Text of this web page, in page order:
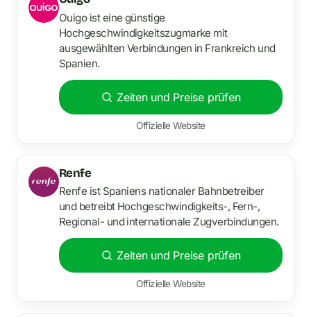
Ouigo ist eine günstige
Hochgeschwindigkeitszugmarke mit
ausgewählten Verbindungen in Frankreich und
Spanien.
Zeiten und Preise prüfen
Offizielle Website
Renfe
Renfe ist Spaniens nationaler Bahnbetreiber
und betreibt Hochgeschwindigkeits-, Fern-,
Regional- und internationale Zugverbindungen.
Zeiten und Preise prüfen
Offizielle Website